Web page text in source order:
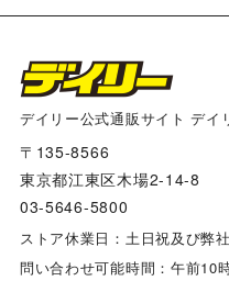
デイリー公式通販サイト デイ
〒135-8566
東京都江東区木場2-14-8
03-5646-5800
ストア休業日：土日祝及び弊
問い合わせ可能時間：午前10